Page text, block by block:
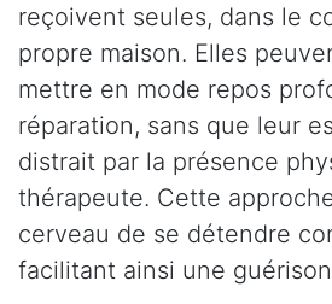
reçoivent seules, dans le
propre maison. Elles
mettre en mode repos
réparation, sans que leur
distrait par la présence
thérapeute. Cette
cerveau de se détendre
facilitant ainsi une